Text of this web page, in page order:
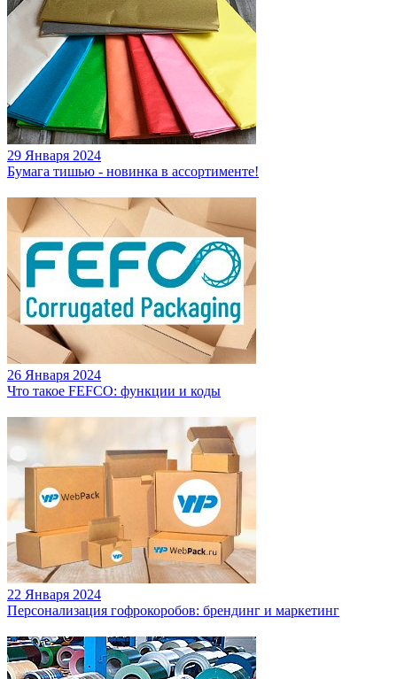
29 Января 2024
Бумага тишью - новинка в ассортименте!
26 Января 2024
Что такое FEFCO: функции и коды
22 Января 2024
Персонализация гофрокоробов: брендинг и маркетинг